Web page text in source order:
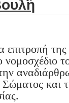
και